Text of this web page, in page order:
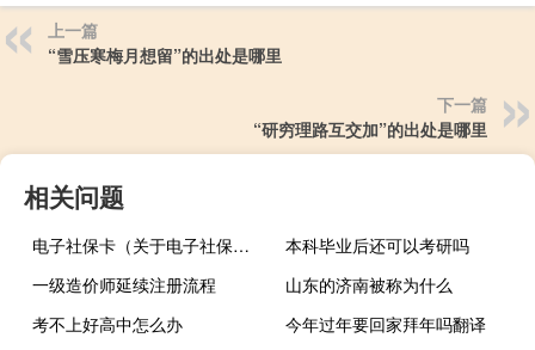
上一篇
“雪压寒梅月想留”的出处是哪里
下一篇
“研穷理路互交加”的出处是哪里
相关问题
电子社保卡（关于电子社保卡的介绍）
本科毕业后还可以考研吗
一级造价师延续注册流程
山东的济南被称为什么
考不上好高中怎么办
今年过年要回家拜年吗翻译